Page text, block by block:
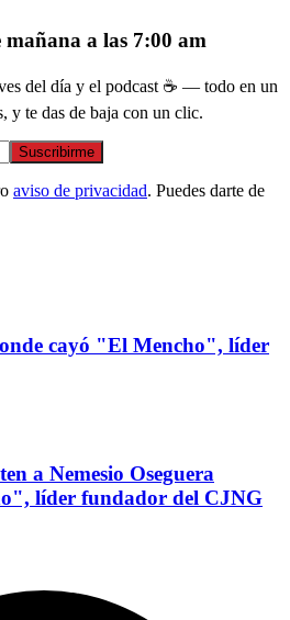
mañana a las 7:00 am
del día y el podcast ☕ — todo en un
y te das de baja con un clic.
Suscribirme
aviso de privacidad. Puedes darte de
cayó "El Mencho", líder
a Nemesio Oseguera
líder fundador del CJNG